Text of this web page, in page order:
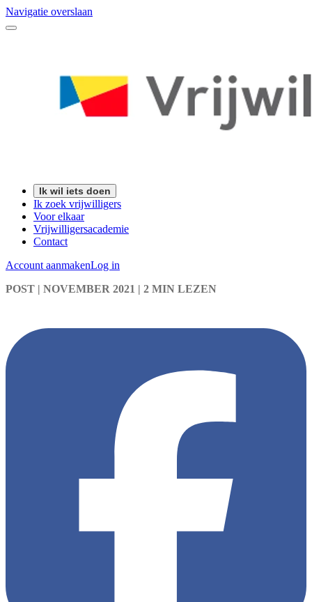
Navigatie overslaan
Ik wil iets doen
Ik zoek vrijwilligers
Voor elkaar
Vrijwilligersacademie
Contact
Account aanmakenLog in
POST | NOVEMBER 2021 | 2 MIN LEZEN